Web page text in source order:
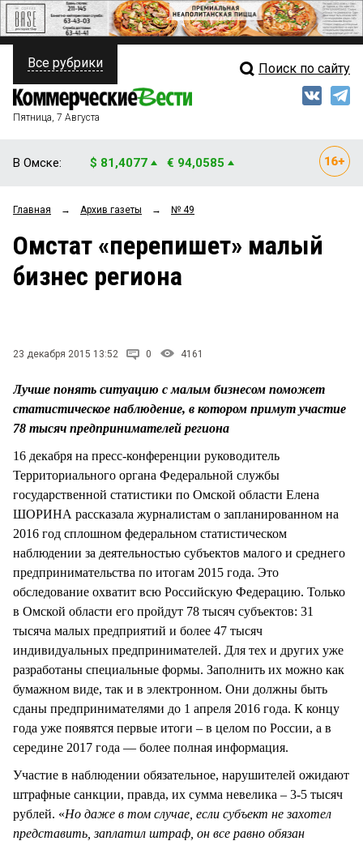
ПОЛИТИКА
ФИНАНСЫ
ОБЩЕСТВО
ЗАКОН
НОВОСТИ КОМПАНИЙ
СТИЛЬ ЖИЗНИ
Свежий выпуск
Рейтинги
Все рубрики Поиск по сайту
Пятница, 7 Августа
В Омске: $ 81,4077 € 94,0585
Главная → Архив газеты → № 49
Омстат «перепишет» малый
бизнес региона
23 декабря 2015 13:52 0 4161
Лучше понять ситуацию с малым бизнесом поможет
статистическое наблюдение, в котором примут участие
78 тысяч предпринимателей региона
16 декабря на пресс-конференции руководитель
Территориального органа Федеральной службы
государственной статистики по Омской области Елена
ШОРИНА рассказала журналистам о запланированном на
2016 год сплошном федеральном статистическом
наблюдении за деятельностью субъектов малого и среднего
предпринимательства по итогам 2015 года. Это
обследование охватит всю Российскую Федерацию. Только
в Омской области его пройдут 78 тысяч субъектов: 31
тысяча малых предприятий и более 47 тысяч
индивидуальных предпринимателей. Для тех и других уже
разработаны специальные формы. Заполнить их можно как
бумажном виде, так и в электронном. Они должны быть
сданы предпринимателями до 1 апреля 2016 года. К концу
года уже появятся первые итоги – в целом по России, а в
середине 2017 года — более полная информация.
Участие в наблюдении обязательное, нарушителей ожидают
штрафные санкции, правда, их сумма невелика – 3-5 тысяч
рублей. «Но даже в том случае, если субъект не захотел
представить, заплатил штраф, он все равно обязан